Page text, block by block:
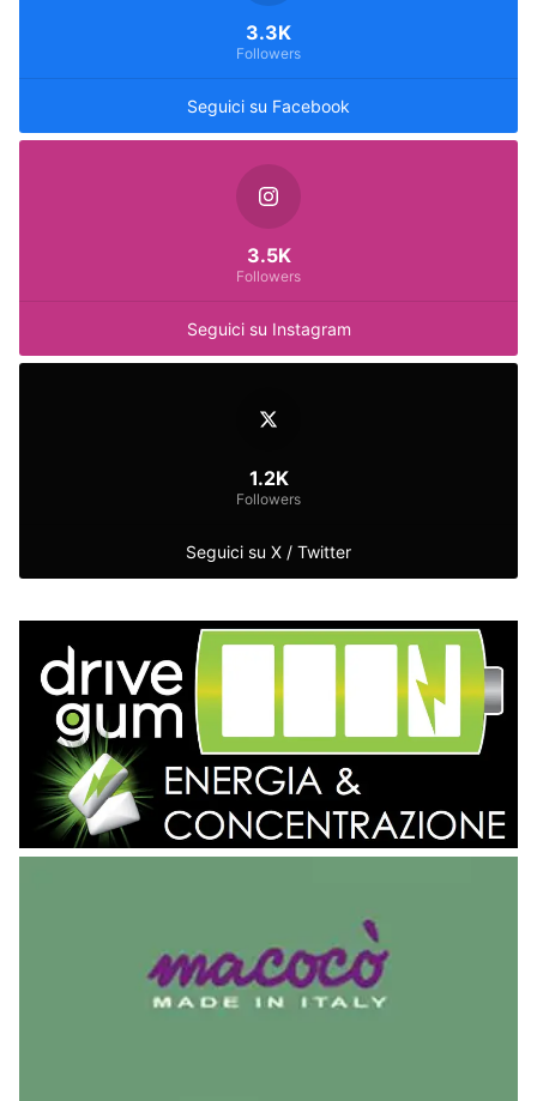
Seguici su Facebook
3.3K
Followers
Seguici su Instagram
3.5K
Followers
Seguici su X / Twitter
1.2K
Followers